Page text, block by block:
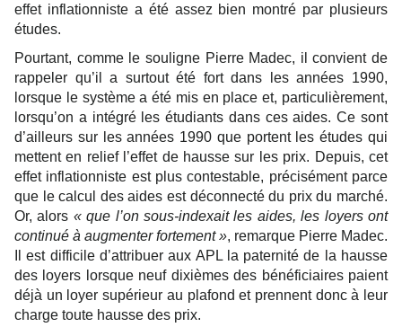
effet inflationniste a été assez bien montré par plusieurs
études.
Pourtant, comme le souligne Pierre Madec, il convient de
rappeler qu’il a surtout été fort dans les années 1990,
lorsque le système a été mis en place et, particulièrement,
lorsqu’on a intégré les étudiants dans ces aides. Ce sont
d’ailleurs sur les années 1990 que portent les études qui
mettent en relief l’effet de hausse sur les prix. Depuis, cet
effet inflationniste est plus contestable, précisément parce
que le calcul des aides est déconnecté du prix du marché.
Or, alors « que l’on sous-indexait les aides, les loyers ont
continué à augmenter fortement », remarque Pierre Madec.
Il est difficile d’attribuer aux APL la paternité de la hausse
des loyers lorsque neuf dixièmes des bénéficiaires paient
déjà un loyer supérieur au plafond et prennent donc à leur
charge toute hausse des prix.